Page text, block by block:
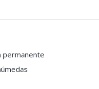
permanente